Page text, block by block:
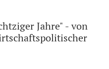
Jahre" - von